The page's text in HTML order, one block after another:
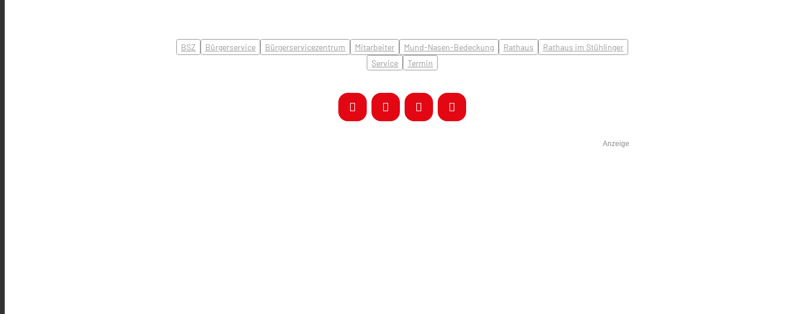
BSZ Bürgerservice Bürgerservicezentrum Mitarbeiter Mund-Nasen-Bedeckung Rathaus
Rathaus im Stühlinger
Service
Termin
Anzeige